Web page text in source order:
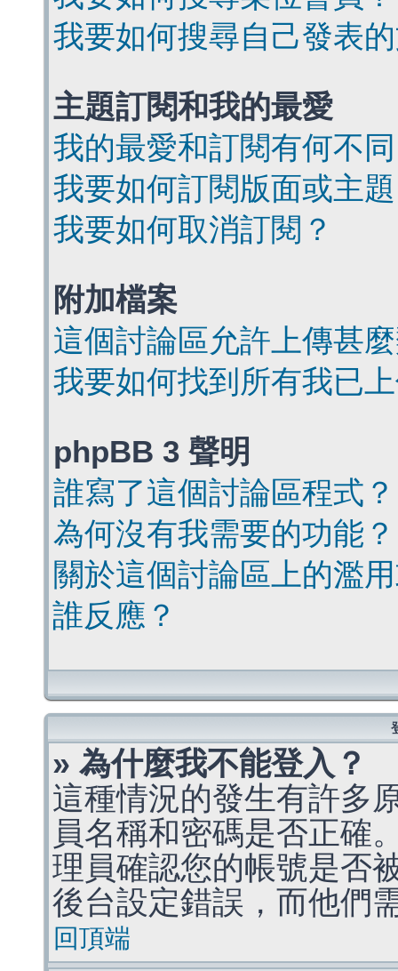
我要如何搜尋自己發表
主題訂閱和我的最愛
我的最愛和訂閱有何不
我要如何訂閱版面或主
我要如何取消訂閱？
附加檔案
這個討論區允許上傳甚
我要如何找到所有我已
phpBB 3 聲明
誰寫了這個討論區程式？
為何沒有我需要的功能？
關於這個討論區上的濫
誰反應？
» 為什麼我不能登入？
這種情況的發生有許多
員名稱和密碼是否正確
理員確認您的帳號是否
後台設定錯誤，而他們
回頂端